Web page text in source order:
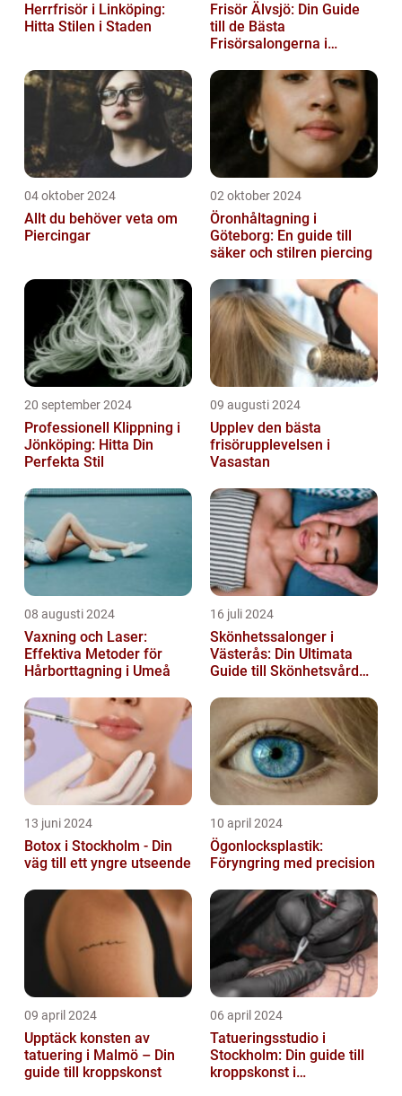
Herrfrisör i Linköping:
Hitta Stilen i Staden
Frisör Älvsjö: Din Guide
till de Bästa
Frisörsalongerna i
04 oktober 2024
Allt du behöver veta om
Piercingar
02 oktober 2024
Öronhåltagning i
Göteborg: En guide till
säker och stilren piercing
20 september 2024
Professionell Klippning i
Jönköping: Hitta Din
Perfekta Stil
09 augusti 2024
Upplev den bästa
frisörupplevelsen i
Vasastan
08 augusti 2024
Vaxning och Laser:
Effektiva Metoder för
Hårborttagning i Umeå
16 juli 2024
Skönhetssalonger i
Västerås: Din Ultimata
Guide till Skönhetsvård
13 juni 2024
Botox i Stockholm - Din
väg till ett yngre utseende
10 april 2024
Ögonlocksplastik:
Föryngring med precision
09 april 2024
Upptäck konsten av
tatuering i Malmö – Din
guide till kroppskonst
06 april 2024
Tatueringsstudio i
Stockholm: Din guide till
kroppskonst i